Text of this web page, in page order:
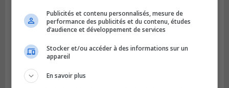
Publicités et contenu personnalisés, mesure de
performance des publicités et du contenu, études
d’audience et développement de services
Stocker et/ou accéder à des informations sur un
appareil
En savoir plus